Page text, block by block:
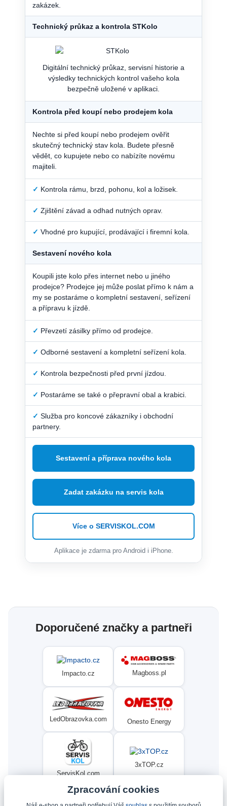
zakázek.
Technický průkaz a kontrola STKolo
Digitální technický průkaz, servisní historie a
výsledky technických kontrol vašeho kola
bezpečně uložené v aplikaci.
Kontrola před koupí nebo prodejem kola
Nechte si před koupí nebo prodejem ověřit
skutečný technický stav kola. Budete přesně
vědět, co kupujete nebo co nabízíte novému
majiteli.
✓ Kontrola rámu, brzd, pohonu, kol a ložisek.
✓ Zjištění závad a odhad nutných oprav.
✓ Vhodné pro kupující, prodávající i firemní kola.
Sestavení nového kola
Koupili jste kolo přes internet nebo u jiného
prodejce? Prodejce jej může poslat přímo k nám a
my se postaráme o kompletní sestavení, seřízení
a přípravu k jízdě.
✓ Převzetí zásilky přímo od prodejce.
✓ Odborné sestavení a kompletní seřízení kola.
✓ Kontrola bezpečnosti před první jízdou.
✓ Postaráme se také o přepravní obal a krabici.
✓ Služba pro koncové zákazníky i obchodní
partnery.
Sestavení a příprava nového kola
Zadat zakázku na servis kola
Více o SERVISKOL.COM
Aplikace je zdarma pro Android i iPhone.
Doporučené značky a partneři
Impacto.cz Magboss.pl
LedObrazovka.com Onesto Energy
ServisKol.com
3xTOP.cz
Zpracování cookies